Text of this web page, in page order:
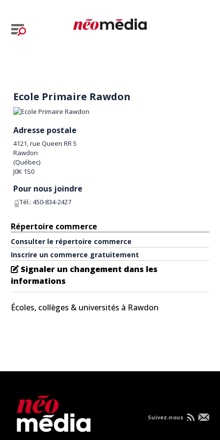
Ecole Primaire Rawdon
Adresse postale
4121, rue Queen RR 5
Rawdon
(Québec)
J0K 1S0
Pour nous joindre
Tél.:450-834-2427
Répertoire commerce
Consulter le répertoire commerce
Inscrire un commerce gratuitement
Signaler un changement dans les
informations
Écoles, collèges & universités à Rawdon
Suivez-nous